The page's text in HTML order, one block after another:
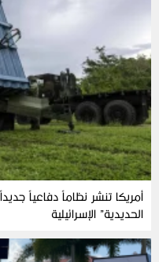
أمريكا تنشر نظاماً دفاعياً
الحديدية” الإسرائيلية